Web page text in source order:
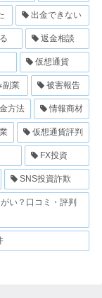
出金できない
返金相談
仮想通貨
副業 被害報告
方法 情報商材
仮想通貨評判
FX投資
SNS投資詐欺
い？口コミ・評判